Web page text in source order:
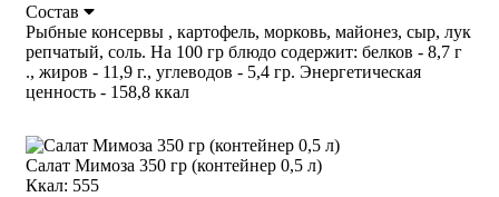
Состав
Рыбные консервы , картофель, морковь, майонез, сыр, лук
репчатый, соль. На 100 гр блюдо содержит: белков - 8,7 г
., жиров - 11,9 г., углеводов - 5,4 гр. Энергетическая
ценность - 158,8 ккал
Салат Мимоза 350 гр (контейнер 0,5 л)
Ккал: 555